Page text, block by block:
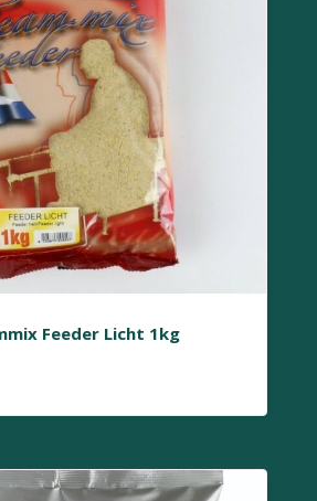
Feeder Licht 1kg